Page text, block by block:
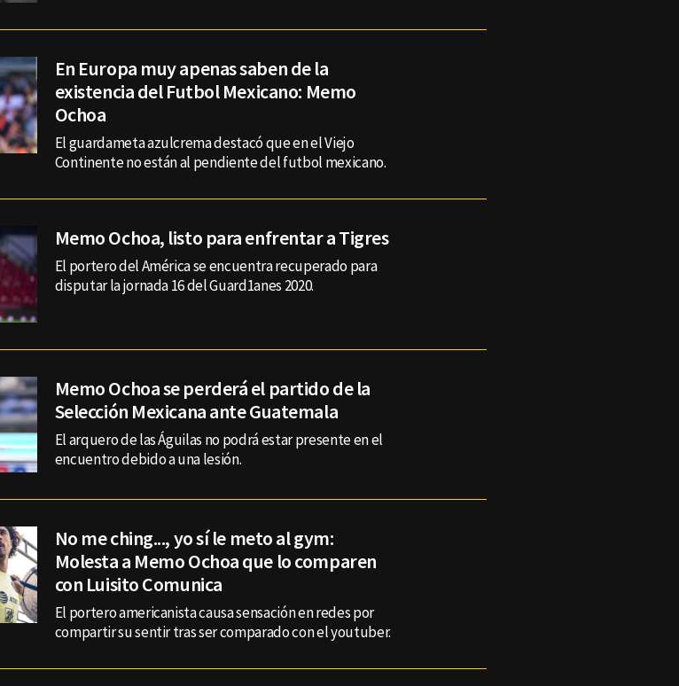
En Europa muy apenas saben de la
existencia del Futbol Mexicano: Memo
Ochoa
El guardameta azulcrema destacó que en el Viejo
Continente no están al pendiente del futbol mexicano.
Memo Ochoa, listo para enfrentar a Tigres
El portero del América se encuentra recuperado para
disputar la jornada 16 del Guard1anes 2020.
Memo Ochoa se perderá el partido de la
Selección Mexicana ante Guatemala
El arquero de las Águilas no podrá estar presente en el
encuentro debido a una lesión.
No me ching..., yo sí le meto al gym:
Molesta a Memo Ochoa que lo comparen
con Luisito Comunica
El portero americanista causa sensación en redes por
compartir su sentir tras ser comparado con el youtuber.